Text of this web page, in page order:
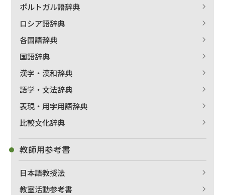
ポルトガル語辞典
ロシア語辞典
各国語辞典
国語辞典
漢字・漢和辞典
語学・文法辞典
表現・用字用語辞典
比較文化辞典
教師用参考書
日本語教授法
教室活動参考書